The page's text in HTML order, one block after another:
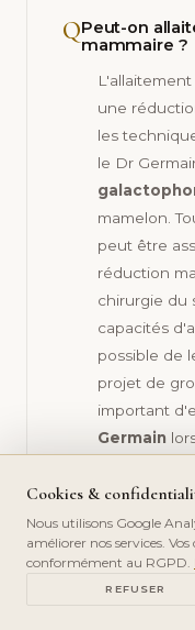
QPeut-on
mammaire ?
une
les
le Dr
mamelon.
peut être
réduction
chirurgie du
capacités
possible de
projet de
important
Germain
être
maternité
ultérieure
volume et
Cookies &
Nous utilisons Google
améliorer nos services.
conformément au RGPD.
REFUSER